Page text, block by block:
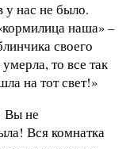
у нас не было.
наша» –
своего
то все так
на тот свет!»
Вы не
Вся комнатка